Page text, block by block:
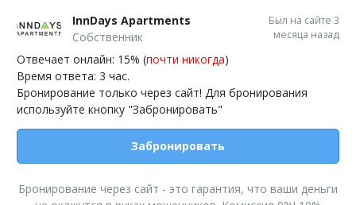
InnDays Apartments
Собственник
Был на сайте 3
месяца назад
Отвечает онлайн: 15% (почти никогда)
Время ответа: 3 час.
Бронирование только через сайт! Для бронирования
используйте кнопку "Забронировать"
Забронировать
Бронирование через сайт - это гарантия, что ваши деньги